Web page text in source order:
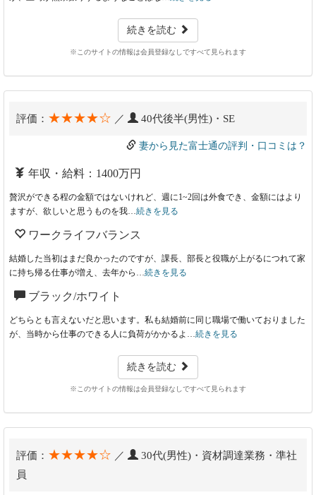
続きを読む
※このサイトの情報は会員登録なしですべて見られます
評価： ★★★★☆ ／ 40代後半(男性)・SE
妻から見た富士通の評判・口コミは？
年収・給料：1400万円
贅沢ができる程の金額ではないけれど、週に1~2回は外食でき、金額にはより
ますが、欲しいと思うものを我… 続きを見る
ワークライフバランス
結婚した当初はまだ良かったのですが、課長、部長と役職が上がるにつれて家
に持ち帰る仕事が増え、去年から… 続きを見る
ブラック/ホワイト
どちらとも言えないだと思います。私も結婚前に同じ職場で働いておりました
が、当時から仕事のできる人に負荷がかかるよ… 続きを見る
続きを読む
※このサイトの情報は会員登録なしですべて見られます
評価： ★★★★☆ ／
30代(男性)・資材調達業務・準社
員